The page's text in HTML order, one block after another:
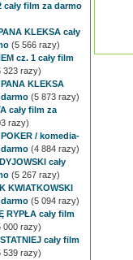
cały film za darmo
KLEKSA cały
(5 566 razy)
cz. 1 cały film
323 razy)
KLEKSA
darmo (5 873 razy)
cały film za
razy)
/ komedia-
darmo (4 884 razy)
cały
(5 267 razy)
KWIATKOWSKI
darmo (5 094 razy)
RYPŁA cały film
000 razy)
cały film
539 razy)